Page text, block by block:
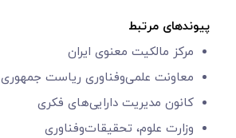
پیوندهای مرتبط
مرکز مالکیت معنوی ایران
معاونت علمی‌و‌فناوری ریاست جمهوری
کانون مدیریت دارایی‌های فکری
وزارت علوم، تحقیقات‌وفناوری